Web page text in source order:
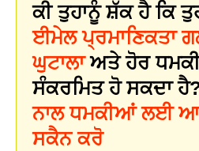
ਕੀ ਤੁਹਾਨੂੰ ਸ਼ੱਕ ਹੈ ਕਿ
ਈਮੇਲ ਪ੍ਰਮਾਣਿਕਤਾ
ਘੁਟਾਲਾਅਤੇ ਹੋਰ
ਸੰਕਰਮਿਤ ਹੋ ਸਕਦਾ
ਨਾਲ ਧਮਕੀਆਂ ਲਈ
ਸਕੈਨ ਕਰੋ